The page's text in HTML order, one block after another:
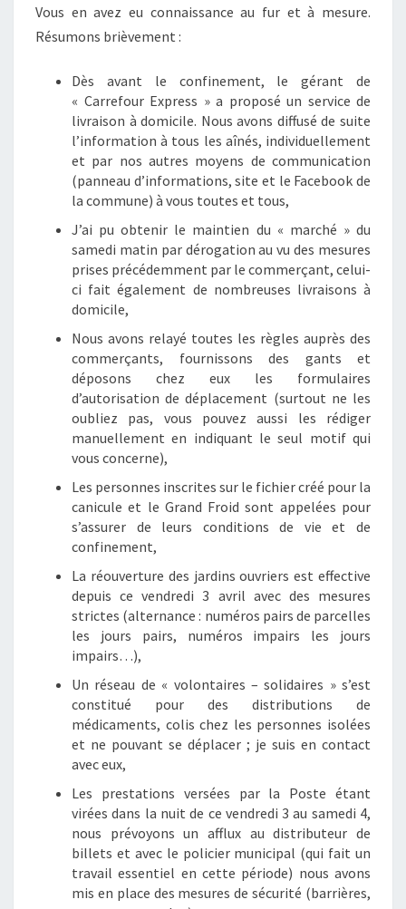
Vous en avez eu connaissance au fur et à mesure.
Résumons brièvement :
Dès avant le confinement, le gérant de
« Carrefour Express » a proposé un service de
livraison à domicile. Nous avons diffusé de suite
l’information à tous les aînés, individuellement
et par nos autres moyens de communication
(panneau d’informations, site et le Facebook de
la commune) à vous toutes et tous,
J’ai pu obtenir le maintien du « marché » du
samedi matin par dérogation au vu des mesures
prises précédemment par le commerçant, celui-
ci fait également de nombreuses livraisons à
domicile,
Nous avons relayé toutes les règles auprès des
commerçants, fournissons des gants et
déposons chez eux les formulaires
d’autorisation de déplacement (surtout ne les
oubliez pas, vous pouvez aussi les rédiger
manuellement en indiquant le seul motif qui
vous concerne),
Les personnes inscrites sur le fichier créé pour la
canicule et le Grand Froid sont appelées pour
s’assurer de leurs conditions de vie et de
confinement,
La réouverture des jardins ouvriers est effective
depuis ce vendredi 3 avril avec des mesures
strictes (alternance : numéros pairs de parcelles
les jours pairs, numéros impairs les jours
impairs…),
Un réseau de « volontaires – solidaires » s’est
constitué pour des distributions de
médicaments, colis chez les personnes isolées
et ne pouvant se déplacer ; je suis en contact
avec eux,
Les prestations versées par la Poste étant
virées dans la nuit de ce vendredi 3 au samedi 4,
nous prévoyons un afflux au distributeur de
billets et avec le policier municipal (qui fait un
travail essentiel en cette période) nous avons
mis en place des mesures de sécurité (barrières,